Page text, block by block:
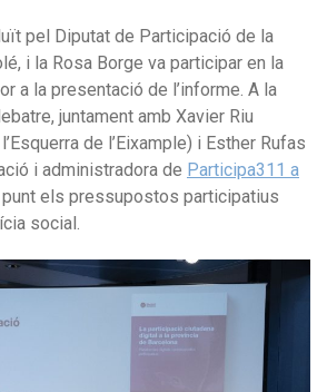
pel Diputat de Participació de la
i la Rosa Borge va participar en la
a la presentació de l’informe. A la
juntament amb Xavier Riu
de l’Eixample) i Esther Rufas
i administradora de Participa311 a
punt els pressupostos participatius
social.